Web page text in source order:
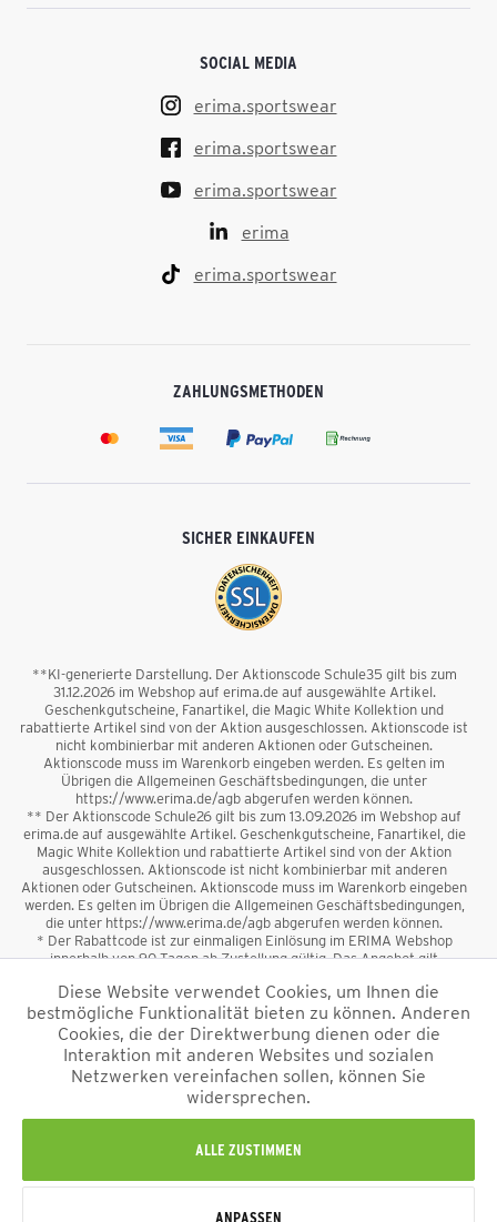
SOCIAL MEDIA
erima.sportswear
erima.sportswear
erima.sportswear
erima
erima.sportswear
ZAHLUNGSMETHODEN
SICHER EINKAUFEN
**KI-generierte Darstellung. Der Aktionscode Schule35 gilt bis zum
31.12.2026 im Webshop auf erima.de auf ausgewählte Artikel.
Geschenkgutscheine, Fanartikel, die Magic White Kollektion und
rabattierte Artikel sind von der Aktion ausgeschlossen. Aktionscode ist
nicht kombinierbar mit anderen Aktionen oder Gutscheinen.
Aktionscode muss im Warenkorb eingeben werden. Es gelten im
Übrigen die Allgemeinen Geschäftsbedingungen, die unter
https://www.erima.de/agb abgerufen werden können.
** Der Aktionscode Schule26 gilt bis zum 13.09.2026 im Webshop auf
erima.de auf ausgewählte Artikel. Geschenkgutscheine, Fanartikel, die
Magic White Kollektion und rabattierte Artikel sind von der Aktion
ausgeschlossen. Aktionscode ist nicht kombinierbar mit anderen
Aktionen oder Gutscheinen. Aktionscode muss im Warenkorb eingeben
werden. Es gelten im Übrigen die Allgemeinen Geschäftsbedingungen,
die unter https://www.erima.de/agb abgerufen werden können.
* Der Rabattcode ist zur einmaligen Einlösung im ERIMA Webshop
innerhalb von 90 Tagen ab Zustellung gültig. Das Angebot gilt
sowie Geschenkgutscheine sind vom Rabatt ausgeschlossen. Der
Rabattcode ist nicht mit anderen Aktionen oder Gutscheinen
kombinierbar. Der Mindestbestellwert beträgt 50 €
*Alle Preise verstehen sich inkl. Mehrwertsteuer und zzgl.
und ggf. Nachnahmegebühren, wenn nicht anders
beschrieben.
Diese Website verwendet Cookies, um Ihnen die
bestmögliche Funktionalität bieten zu können. Anderen
Cookies, die der Direktwerbung dienen oder die
Interaktion mit anderen Websites und sozialen
Netzwerken vereinfachen sollen, können Sie
widersprechen.